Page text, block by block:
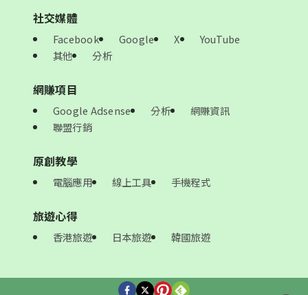
社交媒體
Facebook Google X
YouTube
其他
分析
網賺項目
Google Adsense 分析
網賺資訊
聯盟行銷
原創教學
電腦應用 線上工具 手機程式
旅遊心得
香港旅遊 日本旅遊 韓國旅遊